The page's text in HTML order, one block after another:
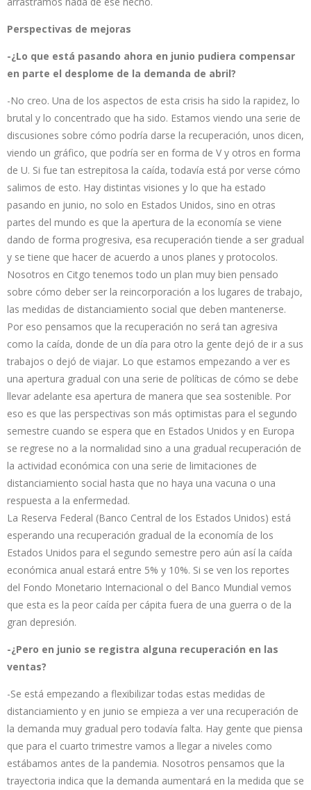
Perspectivas de mejoras
-¿Lo que está pasando ahora en junio pudiera compensar
en parte el desplome de la demanda de abril?
-No creo. Una de los aspectos de esta crisis ha sido la rapidez, lo
brutal y lo concentrado que ha sido. Estamos viendo una serie de
discusiones sobre cómo podría darse la recuperación, unos dicen,
viendo un gráfico, que podría ser en forma de V y otros en forma
de U. Si fue tan estrepitosa la caída, todavía está por verse cómo
salimos de esto. Hay distintas visiones y lo que ha estado
pasando en junio, no solo en Estados Unidos, sino en otras
partes del mundo es que la apertura de la economía se viene
dando de forma progresiva, esa recuperación tiende a ser gradual
y se tiene que hacer de acuerdo a unos planes y protocolos.
Nosotros en Citgo tenemos todo un plan muy bien pensado
sobre cómo deber ser la reincorporación a los lugares de trabajo,
las medidas de distanciamiento social que deben mantenerse.
Por eso pensamos que la recuperación no será tan agresiva
como la caída, donde de un día para otro la gente dejó de ir a sus
trabajos o dejó de viajar. Lo que estamos empezando a ver es
una apertura gradual con una serie de políticas de cómo se debe
llevar adelante esa apertura de manera que sea sostenible. Por
eso es que las perspectivas son más optimistas para el segundo
semestre cuando se espera que en Estados Unidos y en Europa
se regrese no a la normalidad sino a una gradual recuperación de
la actividad económica con una serie de limitaciones de
distanciamiento social hasta que no haya una vacuna o una
respuesta a la enfermedad.
La Reserva Federal (Banco Central de los Estados Unidos) está
esperando una recuperación gradual de la economía de los
Estados Unidos para el segundo semestre pero aún así la caída
económica anual estará entre 5% y 10%. Si se ven los reportes
del Fondo Monetario Internacional o del Banco Mundial vemos
que esta es la peor caída per cápita fuera de una guerra o de la
gran depresión.
-¿Pero en junio se registra alguna recuperación en las
ventas?
-Se está empezando a flexibilizar todas estas medidas de
distanciamiento y en junio se empieza a ver una recuperación de
la demanda muy gradual pero todavía falta. Hay gente que piensa
que para el cuarto trimestre vamos a llegar a niveles como
estábamos antes de la pandemia. Nosotros pensamos que la
trayectoria indica que la demanda aumentará en la medida que se